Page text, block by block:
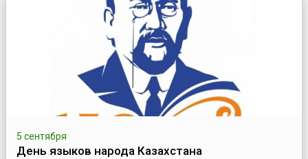
послужило принятие Закона о придании молдавскому
языку статуса государственного от 31 августа 1989 года. И
с тех пор этот день является национальным праздни...
5 сентября
День языков народа Казахстана